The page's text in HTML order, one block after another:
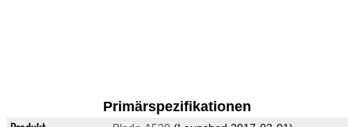
Primärspezifikationen